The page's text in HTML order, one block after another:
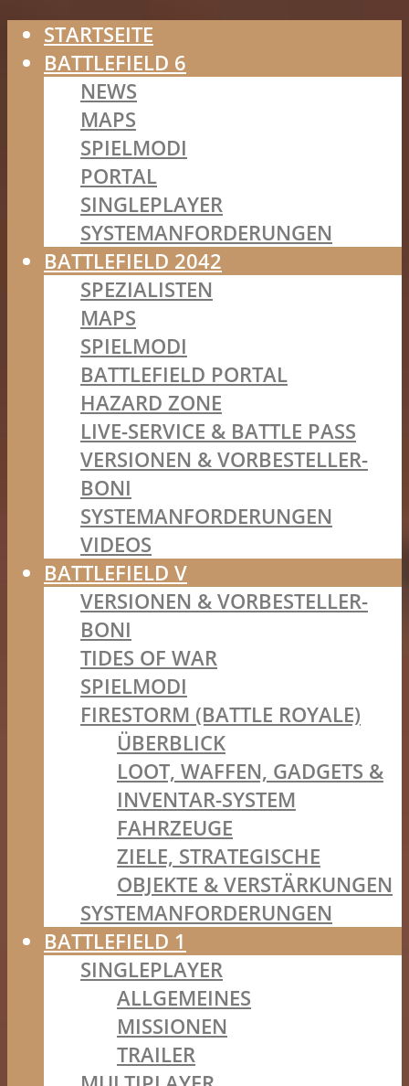
STARTSEITE
BATTLEFIELD 6
NEWS
MAPS
SPIELMODI
PORTAL
SINGLEPLAYER
SYSTEMANFORDERUNGEN
BATTLEFIELD 2042
SPEZIALISTEN
MAPS
SPIELMODI
BATTLEFIELD PORTAL
HAZARD ZONE
LIVE-SERVICE & BATTLE PASS
VERSIONEN & VORBESTELLER-
BONI
SYSTEMANFORDERUNGEN
VIDEOS
BATTLEFIELD V
VERSIONEN & VORBESTELLER-
BONI
TIDES OF WAR
SPIELMODI
FIRESTORM (BATTLE ROYALE)
ÜBERBLICK
LOOT, WAFFEN, GADGETS &
INVENTAR-SYSTEM
FAHRZEUGE
ZIELE, STRATEGISCHE
OBJEKTE & VERSTÄRKUNGEN
SYSTEMANFORDERUNGEN
BATTLEFIELD 1
SINGLEPLAYER
ALLGEMEINES
MISSIONEN
TRAILER